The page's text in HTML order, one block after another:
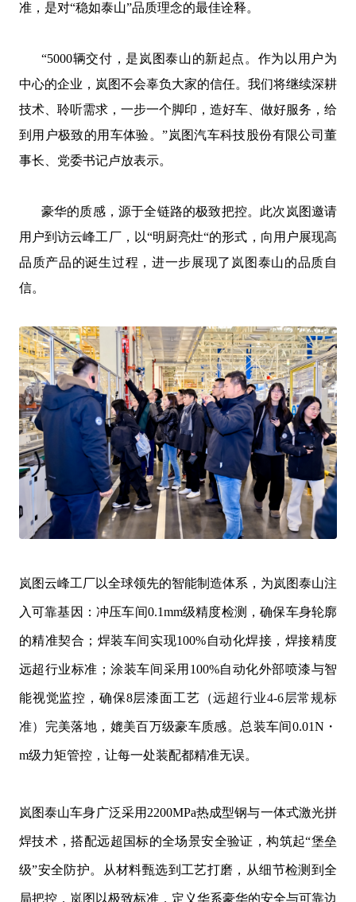
准，是对“稳如泰山”品质理念的最佳诠释。
“5000辆交付，是岚图泰山的新起点。作为以用户为
中心的企业，岚图不会辜负大家的信任。我们将继续深耕
技术、聆听需求，一步一个脚印，造好车、做好服务，给
到 用户极致的用车体验。”岚图汽车科技股份有限公司董
事长、党委书记卢放表示。
豪华的质感，源于全链路的极致把控。此次岚图邀请
用户到访云峰工厂，以“明厨亮灶“的形式，向用户展现高
品质产品的诞生过程，进一步展现了岚图泰山的品质自
信。
岚图云峰工厂以全球领先的智能制造体系，为岚图泰山注
入可靠基因：冲压车间0.1mm级精度检测，确保车身轮廓
的精准契合；焊装车间实现100%自动化焊接，焊接精度
远超行业标准；涂装车间采用100%自动化外部喷漆与智
能视觉监控，确保8层漆面工艺（远超行业4-6层常规标
准） 完美落地，媲美百万级豪车质感。总装车间0.01N ・
m级力矩管控，让每一处装配都精准无误。
岚图泰山车身广泛采用 2200MPa热成型钢与一体式激光拼
焊技术，搭配远超国标的全场景安全验证，构筑起“堡垒
级”安全防护。从材料甄选到工艺打磨，从细节检测到全
局把控，岚图以极致标准，定义华系豪华的安全与可靠边